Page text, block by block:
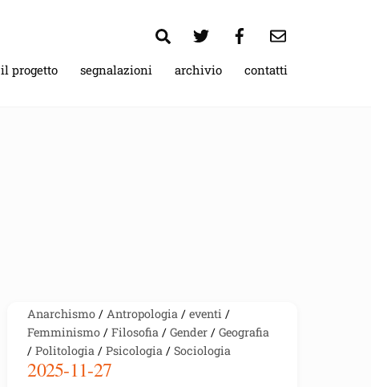
Search
il progetto segnalazioni archivio contatti
Anarchismo / Antropologia / eventi /
Femminismo / Filosofia / Gender / Geografia
/ Politologia / Psicologia / Sociologia
2025-11-27